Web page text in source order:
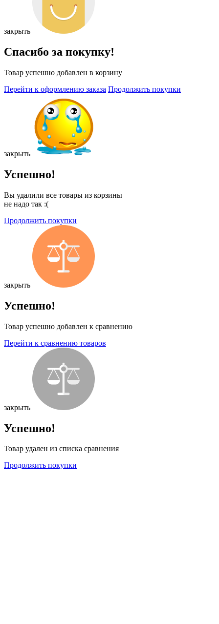
закрыть
Спасибо за покупку!
Товар успешно добавлен в корзину
Перейти к оформлению заказа Продолжить покупки
закрыть
Успешно!
Вы удалили все товары из корзины
не надо так :(
Продолжить покупки
закрыть
Успешно!
Товар успешно добавлен к сравнению
Перейти к сравнению товаров
закрыть
Успешно!
Товар удален из списка сравнения
Продолжить покупки